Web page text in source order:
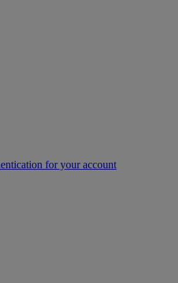
for your account